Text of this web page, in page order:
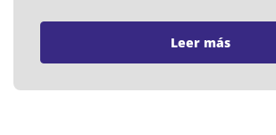
Leer más